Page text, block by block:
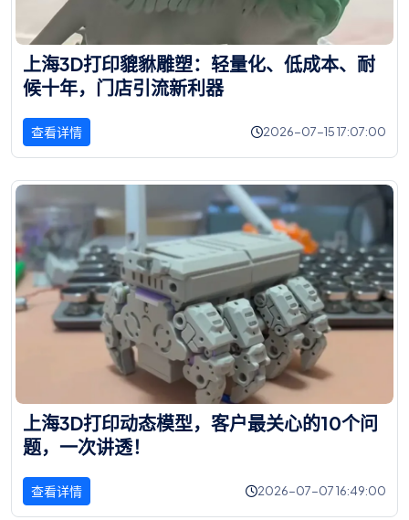
上海3D打印貔貅雕塑： 轻量化、 低成本、 耐
候十年， 门店引 流新利 器
查看详情 2026-07-15 17:07:00
上海3D打印动态模型， 客户最关心的10个问
题， 一次讲透！
查看详情 2026-07-07 16:49:00